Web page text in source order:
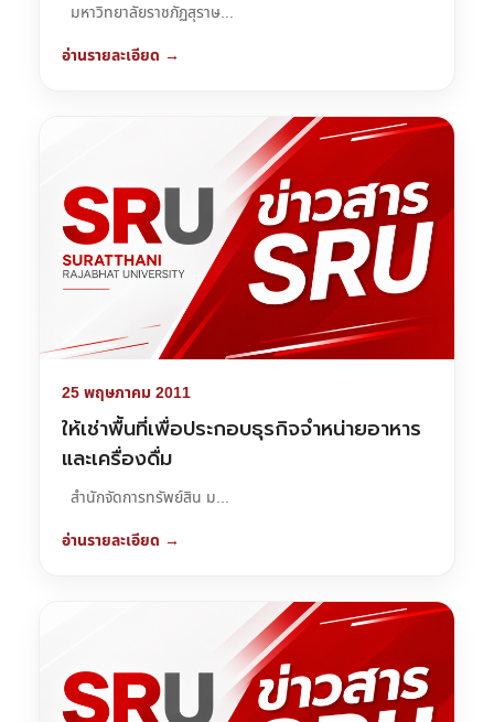
มหาวิทยาลัยราชภัฏสุราษ...
อ่านรายละเอียด →
25 พฤษภาคม 2011
ให้เช่าพื้นที่เพื่อประกอบธุรกิจจำหน่ายอาหาร
และเครื่องดื่ม
สำนักจัดการทรัพย์สิน ม...
อ่านรายละเอียด →